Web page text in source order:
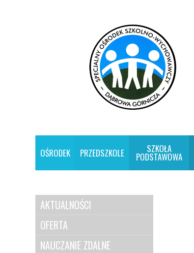
OŚRODEK PRZEDSZKOLE SZKOŁA
PODSTAWOWA
AKTUALNOŚCI
OFERTA
NAUCZANIE ZDALNE